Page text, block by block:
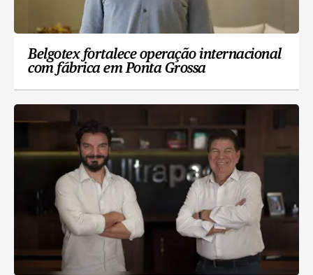
Belgotex fortalece operação internacional
com fábrica em Ponta Grossa